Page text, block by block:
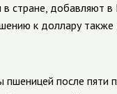
стране, добавляют
к доллару
пшеницей после